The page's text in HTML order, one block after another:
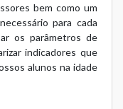
bem como um
para cada
os parâmetros de
indicadores que
alunos na idade